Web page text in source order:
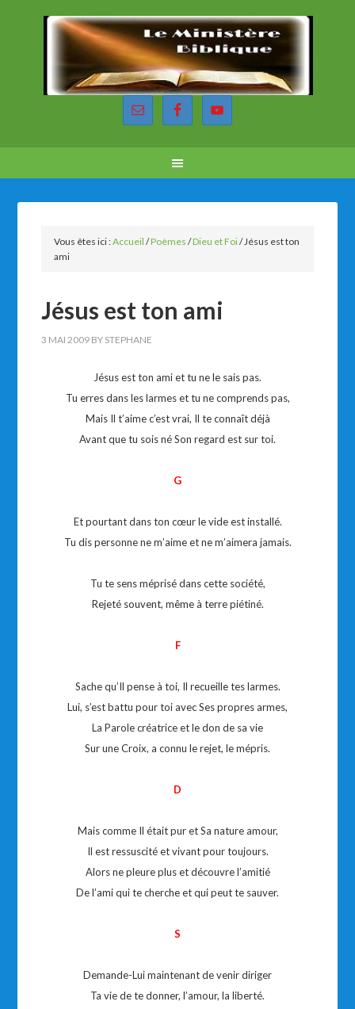
Vous êtes ici :Accueil /Poèmes /Dieu et Foi/Jésus est ton
ami
Jésus est ton ami
3 MAI 2009 BY STEPHANE
Jésus est ton ami et tu ne le sais pas.
Tu erres dans les larmes et tu ne comprends pas,
Mais Il t’aime c’est vrai, Il te connaît déjà
Avant que tu sois né Son regard est sur toi.
G
Et pourtant dans ton cœur le vide est installé.
Tu dis personne ne m’aime et ne m’aimera jamais.
Tu te sens méprisé dans cette société,
Rejeté souvent, même à terre piétiné.
F
Sache qu’Il pense à toi, Il recueille tes larmes.
Lui, s’est battu pour toi avec Ses propres armes,
La Parole créatrice et le don de sa vie
Sur une Croix, a connu le rejet, le mépris.
D
Mais comme Il était pur et Sa nature amour,
Il est ressuscité et vivant pour toujours.
Alors ne pleure plus et découvre l’amitié
De l’ami qui te cherche et qui peut te sauver.
S
Demande-Lui maintenant de venir diriger
Ta vie de te donner, l’amour, la liberté.